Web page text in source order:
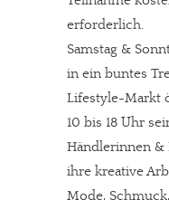
erforderlich.
Samstag &
in ein buntes
Lifestyle-Markt
10 bis 18 Uhr
Händlerinnen
ihre kreative
Mode,